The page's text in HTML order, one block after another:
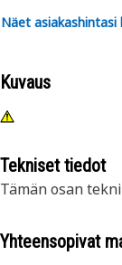
Näet
Kuvaus
Tekniset tiedot
Tämän osan
Yhteensopivat